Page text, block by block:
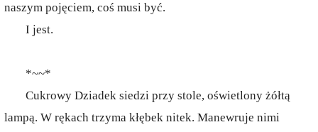
naszym pojęciem, coś musi być.
I jest.
*~~*
Cukrowy Dziadek siedzi przy stole, oświetlony żółtą
lampą. W rękach trzyma kłębek nitek. Manewruje nimi